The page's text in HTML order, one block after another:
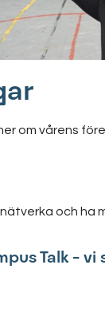
om vårens
och ha
Talk – vi